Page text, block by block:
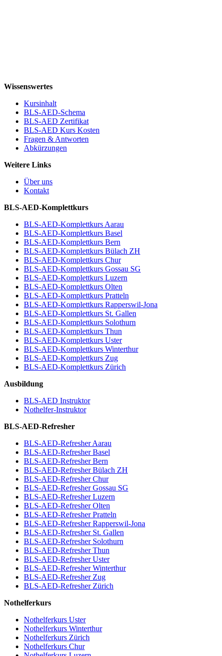
Wissenswertes
Kursinhalt
BLS-AED-Schema
BLS-AED Zertifikat
BLS-AED Kurs Kosten
Fragen & Antworten
Abkürzungen
Weitere Links
Über uns
Kontakt
BLS-AED-Komplettkurs
BLS-AED-Komplettkurs Aarau
BLS-AED-Komplettkurs Basel
BLS-AED-Komplettkurs Bern
BLS-AED-Komplettkurs Bülach ZH
BLS-AED-Komplettkurs Chur
BLS-AED-Komplettkurs Gossau SG
BLS-AED-Komplettkurs Luzern
BLS-AED-Komplettkurs Olten
BLS-AED-Komplettkurs Pratteln
BLS-AED-Komplettkurs Rapperswil-Jona
BLS-AED-Komplettkurs St. Gallen
BLS-AED-Komplettkurs Solothurn
BLS-AED-Komplettkurs Thun
BLS-AED-Komplettkurs Uster
BLS-AED-Komplettkurs Winterthur
BLS-AED-Komplettkurs Zug
BLS-AED-Komplettkurs Zürich
Ausbildung
BLS-AED Instruktor
Nothelfer-Instruktor
BLS-AED-Refresher
BLS-AED-Refresher Aarau
BLS-AED-Refresher Basel
BLS-AED-Refresher Bern
BLS-AED-Refresher Bülach ZH
BLS-AED-Refresher Chur
BLS-AED-Refresher Gossau SG
BLS-AED-Refresher Luzern
BLS-AED-Refresher Olten
BLS-AED-Refresher Pratteln
BLS-AED-Refresher Rapperswil-Jona
BLS-AED-Refresher St. Gallen
BLS-AED-Refresher Solothurn
BLS-AED-Refresher Thun
BLS-AED-Refresher Uster
BLS-AED-Refresher Winterthur
BLS-AED-Refresher Zug
BLS-AED-Refresher Zürich
Nothelferkurs
Nothelferkurs Uster
Nothelferkurs Winterthur
Nothelferkurs Zürich
Nothelferkurs Chur